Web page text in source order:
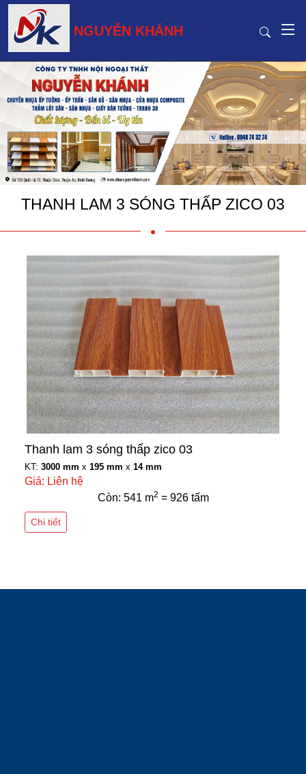
NGUYỄN KHÁNH
THANH LAM 3 SÓNG THẤP ZICO 03
Thanh lam 3 sóng thấp zico 03
KT: 3000 mm x 195 mm x 14 mm
Giá: Liên hệ
Còn: 541 m2 = 926 tấm
Chi tiết